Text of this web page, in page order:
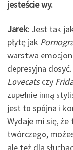
jesteście wy.
Jarek: Jest tak
płytę jak
warstwa
depresyjna
Lovecatsczy
zupełnie inną
jest to spójna i
Wydaje mi się,
twórczego,
ale też dla